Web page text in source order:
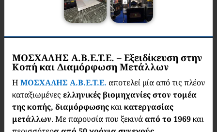
ΜΟΣΧΑΛΗΣ Α.Β.Ε.Τ.Ε. – Εξειδίκευση στην
Κοπή και Διαμόρφωση Μετάλλων
Η ΜΟΣΧΑΛΗΣ Α.Β.Ε.Τ.Ε. αποτελεί μία από τις πλέον
καταξιωμένες ελληνικές βιομηχανίες στον τομέα
της κοπής, διαμόρφωσηςκαικατεργασίας
μετάλλων. Με παρουσία που ξεκινάαπό το 1969και